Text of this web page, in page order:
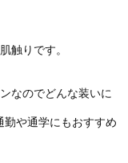
触りです。
なのでどんな装いに
や通学にもおすすめ